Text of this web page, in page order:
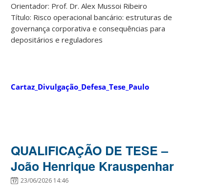
Orientador: Prof. Dr. Alex Mussoi Ribeiro
Título: Risco operacional bancário: estruturas de
governança corporativa e consequências para
depositários e reguladores
Cartaz_Divulgação_Defesa_Tese_Paulo
QUALIFICAÇÃO DE TESE –
João Henrique Krauspenhar
23/06/2026 14:46